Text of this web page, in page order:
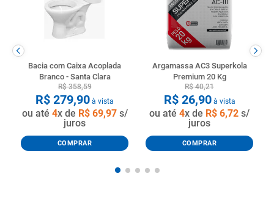
Bacia com Caixa Acoplada
Branco - Santa Clara
R$ 358,59
R$ 279,90 à vista
ou até 4x de R$ 69,97s/
juros
COMPRAR
Argamassa AC3 Superkola
Premium 20 Kg
R$ 40,21
R$ 26,90à vista
ou até 4x de R$ 6,72 s/
juros
COMPRAR